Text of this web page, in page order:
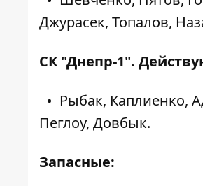
Джурасек, Топалов,
СК "Днепр-1".
Рыбак, Каплиенко,
Пеглоу, Довбык.
Запасные: